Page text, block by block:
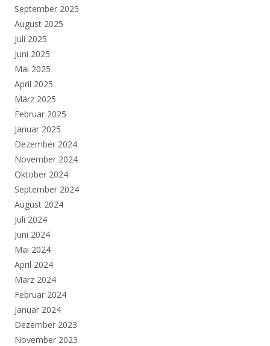
September 2025
August 2025
Juli 2025
Juni 2025
Mai 2025
April 2025
März 2025
Februar 2025
Januar 2025
Dezember 2024
November 2024
Oktober 2024
September 2024
August 2024
Juli 2024
Juni 2024
Mai 2024
April 2024
März 2024
Februar 2024
Januar 2024
Dezember 2023
November 2023